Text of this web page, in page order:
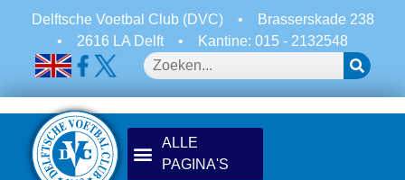
Delftsche Voetbal Club (DVC) •
Brasserskade 238
•
2616 LA Delft • Kantine: 015 - 2132548